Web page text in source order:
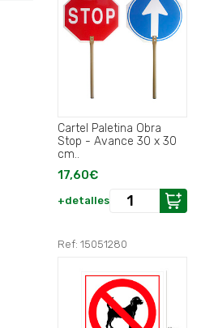
Cartel Paletina Obra
Stop - Avance 30 x 30
cm..
17,60€
+detalles
Ref: 15051280